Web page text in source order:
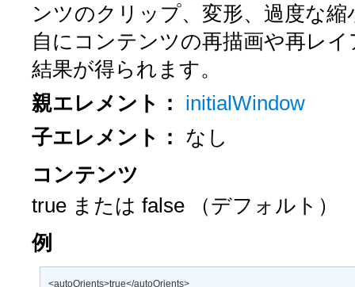
ンツのクリップ、変形、過度な
自にコンテンツの再描画や再レ
結果が得られます。
親エレメント： initialWindow
子エレメント： なし
コンテンツ
true または false
（デフォルト）
例
<autoOrients>true</autoOrients>